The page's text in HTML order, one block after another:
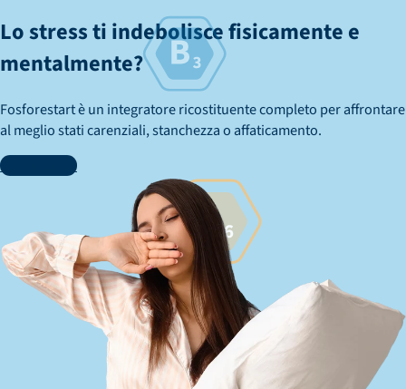
Lo stress ti indebolisce fisicamente e
mentalmente?
Fosforestart è un integratore ricostituente completo per affrontare
al meglio stati carenziali, stanchezza o affaticamento.
Scopri di più